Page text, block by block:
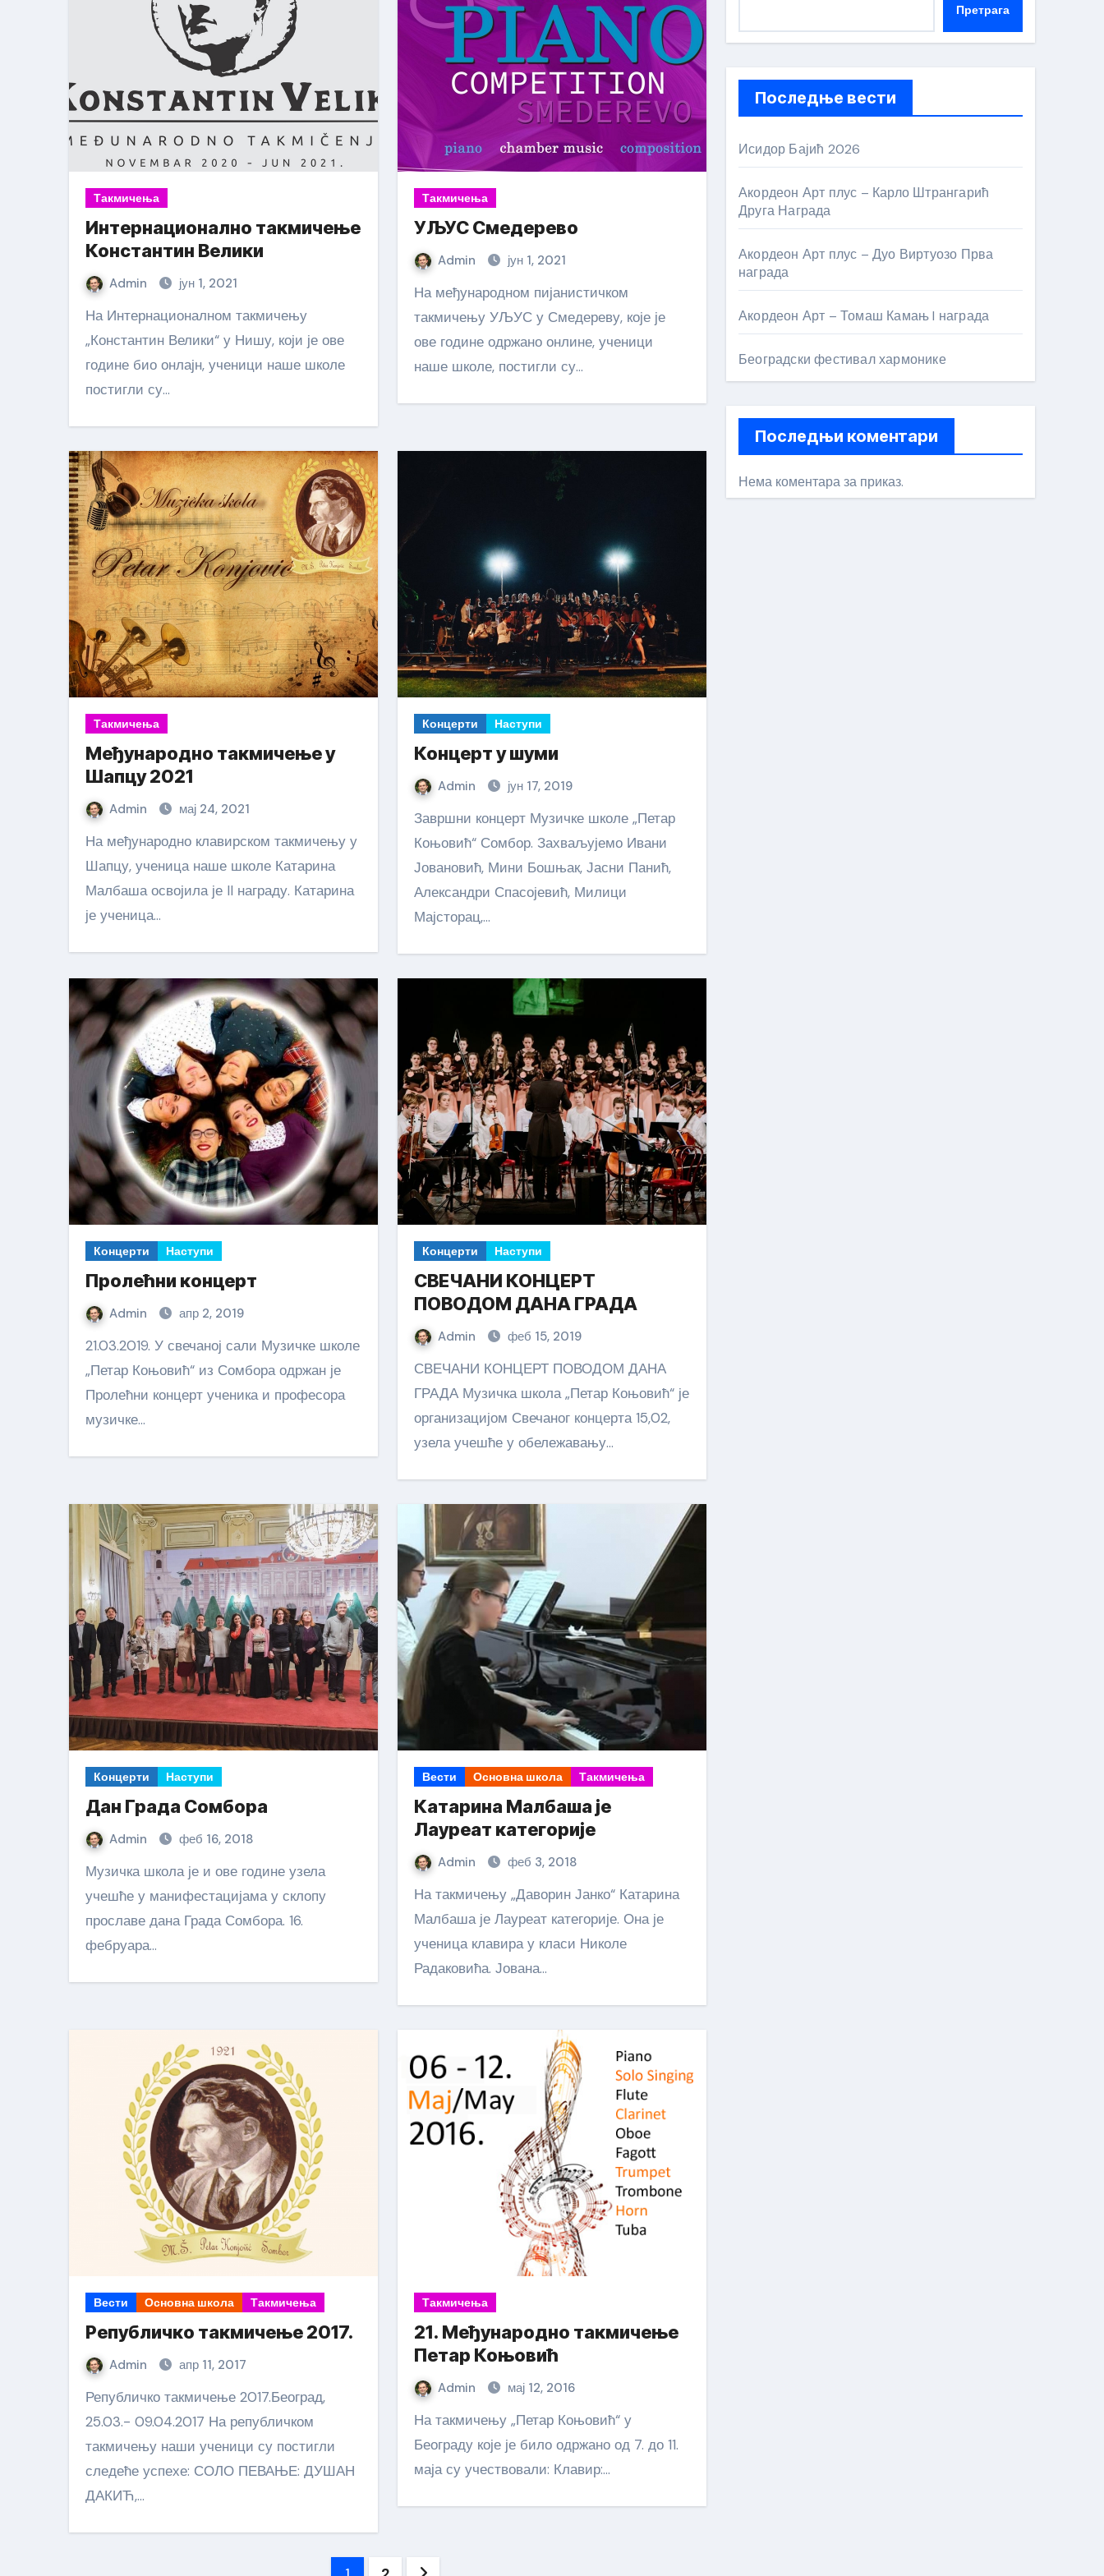
Такмичења
Интернационално такмичење
Константин Велики
Admin јун 1, 2021
На Интернационалном такмичењу
„Константин Велики“ у Нишу, који је ове
године био онлајн, ученици наше школе
постигли су…
Такмичења
УЉУС Смедерево
Admin јун 1, 2021
На међународном пијанистичком
такмичењу УЉУС у Смедереву, које је
ове године одржано онлине, ученици
наше школе, постигли су…
Такмичења
Међународно такмичење у
Шапцу 2021
Admin мај 24, 2021
На међународно клавирском такмичењу у
Шапцу, ученица наше школе Катарина
Малбаша освојила је II награду. Катарина
је ученица…
Концерти Наступи
Концерт у шуми
Admin јун 17, 2019
Завршни концерт Музичке школе „Петар
Коњовић“ Сомбор. Захваљујемо Ивани
Јовановић, Мини Бошњак, Јасни Панић,
Александри Спасојевић, Милици
Мајсторац,…
Концерти Наступи
Пролећни концерт
Admin апр 2, 2019
21.03.2019. У свечаној сали Музичке школе
„Петар Коњовић“ из Сомбора одржан је
Пролећни концерт ученика и професора
музичке…
Концерти Наступи
СВЕЧАНИ КОНЦЕРТ
ПОВОДОМ ДАНА ГРАДА
Admin феб 15, 2019
СВЕЧАНИ КОНЦЕРТ ПОВОДОМ ДАНА
ГРАДА Музичка школа „Петар Коњовић“ је
организацијом Свечаног концерта 15,02,
узела учешће у обележавању…
Концерти Наступи
Дан Града Сомбора
Admin феб 16, 2018
Музичка школа је и ове године узела
учешће у манифестацијама у склопу
прославе дана Града Сомбора. 16.
фебруара…
Вести Основна школа Такмичења
Катарина Малбаша је
Лауреат категорије
Admin феб 3, 2018
На такмичењу „Даворин Јанко“ Катарина
Малбаша је Лауреат категорије. Она је
ученица клавира у класи Николе
Радаковића. Јована…
Вести Основна школа Такмичења
Републичко такмичење 2017.
Admin апр 11, 2017
Републичко такмичење 2017.Београд,
25.03.- 09.04.2017 На републичком
такмичењу наши ученици су постигли
следеће успехе: СОЛО ПЕВАЊЕ: ДУШАН
ДАКИЋ,…
Такмичења
21. Међународно такмичење
Петар Коњовић
Admin мај 12, 2016
На такмичењу „Петар Коњовић“ у
Београду које је било одржано од 7. до 11.
маја су учествовали: Клавир:…
Претрага
Последње вести
Исидор Бајић 2026
Акордеон Арт плус – Карло Штрангарић
Друга Награда
Акордеон Арт плус – Дуо Виртуозо Прва
награда
Акордеон Арт – Томаш Камањ I награда
Београдски фестивал хармонике
Последњи коментари
Нема коментара за приказ.